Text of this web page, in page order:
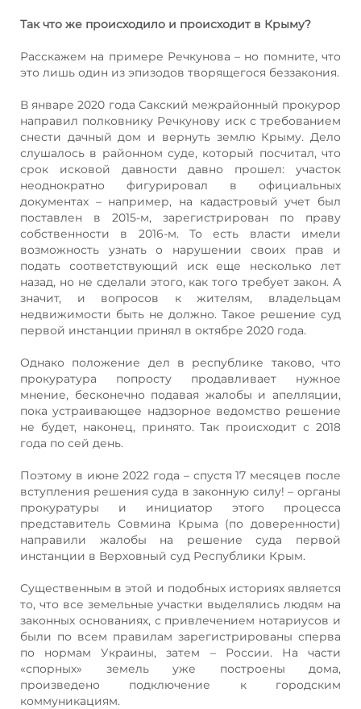
Так что же происходило и происходит в Крыму?
Расскажем на примере Речкунова – но помните, что
это лишь один из эпизодов творящегося беззакония.
В январе 2020 года Сакский межрайонный прокурор
направил полковнику Речкунову иск с требованием
снести дачный дом и вернуть землю Крыму. Дело
слушалось в районном суде, который посчитал, что
срок исковой давности давно прошел: участок
неоднократно фигурировал в официальных
документах – например, на кадастровый учет был
поставлен в 2015-м, зарегистрирован по праву
собственности в 2016-м. То есть власти имели
возможность узнать о нарушении своих прав и
подать соответствующий иск еще несколько лет
назад, но не сделали этого, как того требует закон. А
значит, и вопросов к жителям, владельцам
недвижимости быть не должно. Такое решение суд
первой инстанции принял в октябре 2020 года.
Однако положение дел в республике таково, что
прокуратура попросту продавливает нужное
мнение, бесконечно подавая жалобы и апелляции,
пока устраивающее надзорное ведомство решение
не будет, наконец, принято. Так происходит с 2018
года по сей день.
Поэтому в июне 2022 года – спустя 17 месяцев после
вступления решения суда в законную силу! – органы
прокуратуры и инициатор этого процесса
представитель Совмина Крыма (по доверенности)
направили жалобы на решение суда первой
инстанции в Верховный суд Республики Крым.
Существенным в этой и подобных историях является
то, что все земельные участки выделялись людям на
законных основаниях, с привлечением нотариусов и
были по всем правилам зарегистрированы сперва
по нормам Украины, затем – России. На части
«спорных» земель уже построены дома,
произведено подключение к городским
коммуникациям.